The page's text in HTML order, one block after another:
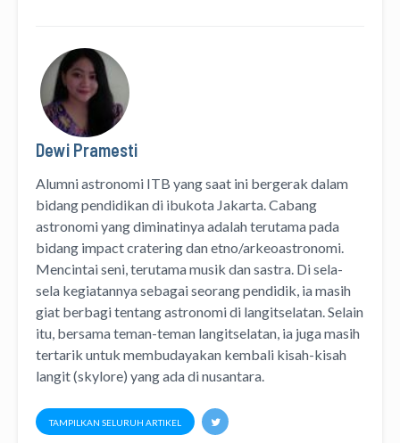
Dewi Pramesti
Alumni astronomi ITB yang saat ini bergerak dalam
bidang pendidikan di ibukota Jakarta. Cabang
astronomi yang diminatinya adalah terutama pada
bidang impact cratering dan etno/arkeoastronomi.
Mencintai seni, terutama musik dan sastra. Di sela-
sela kegiatannya sebagai seorang pendidik, ia masih
giat berbagi tentang astronomi di langitselatan. Selain
itu, bersama teman-teman langitselatan, ia juga masih
tertarik untuk membudayakan kembali kisah-kisah
langit (skylore) yang ada di nusantara.
TAMPILKAN SELURUH ARTIKEL